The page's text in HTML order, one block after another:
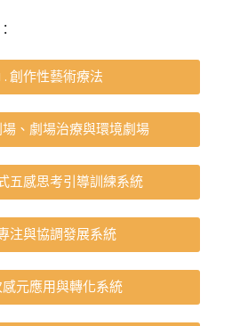
創作性藝術療法
、劇場治療與環境劇場
五感思考引導訓練系統
注與協調發展系統
元應用與轉化系統